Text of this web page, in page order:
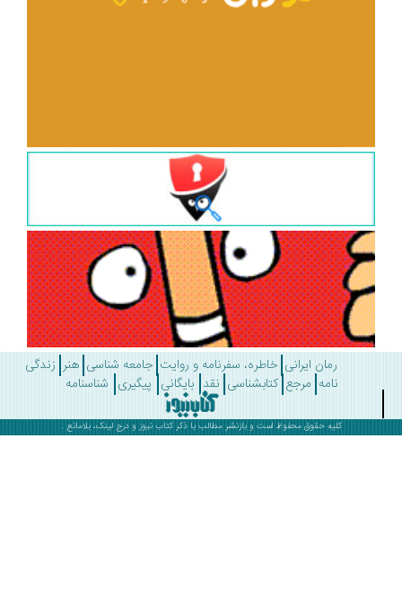
رمان ایرانی خاطره، سفرنامه و روایت جامعه شناسی هنر زندگی
مرجع کتابشناسی نقد بایگانی پیگیری شناسنامه
کلیه حقوق محفوظ است و بازنشر مطالب با ذکرکتاب نیوزو درج لینک، بلامانع .